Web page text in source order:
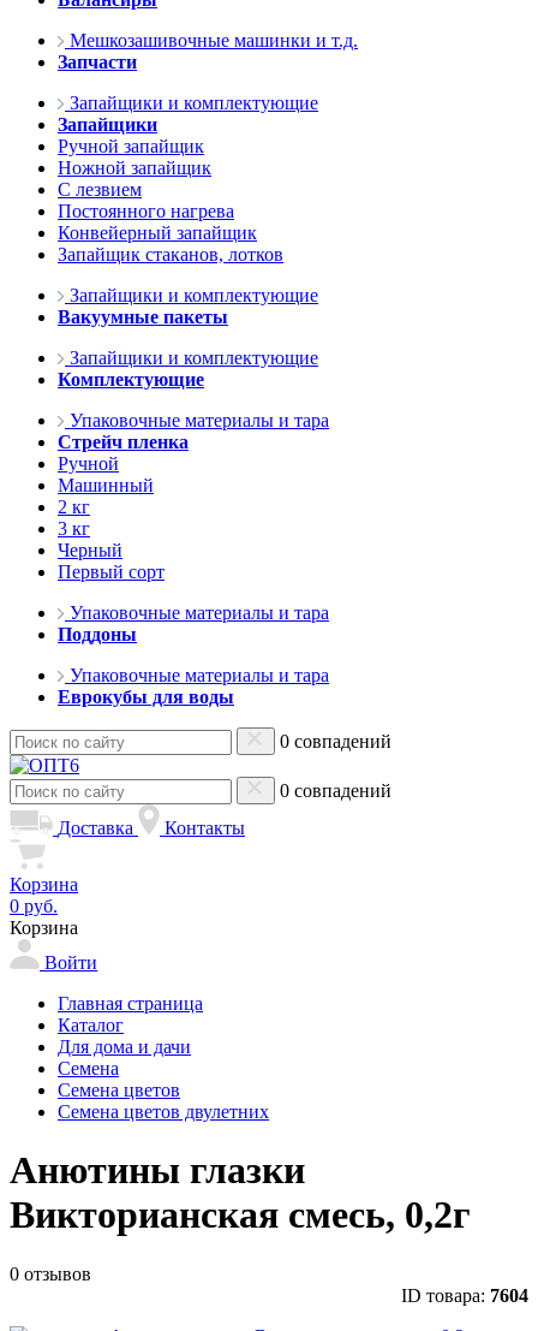
Мешкозашивочные машинки и т.д.
Запчасти
Запайщики и комплектующие
Запайщики
Ручной запайщик
Ножной запайщик
С лезвием
Постоянного нагрева
Конвейерный запайщик
Запайщик стаканов, лотков
Запайщики и комплектующие
Вакуумные пакеты
Запайщики и комплектующие
Комплектующие
Упаковочные материалы и тара
Стрейч пленка
Ручной
Машинный
2 кг
3 кг
Черный
Первый сорт
Упаковочные материалы и тара
Поддоны
Упаковочные материалы и тара
Еврокубы для воды
0 совпадений
0 совпадений
Доставка
Контакты
Корзина
0 руб.
Корзина
Войти
Главная страница
Каталог
Для дома и дачи
Семена
Семена цветов
Семена цветов двулетних
Анютины глазки
Викторианская смесь, 0,2г
0 отзывов
ID товара: 7604